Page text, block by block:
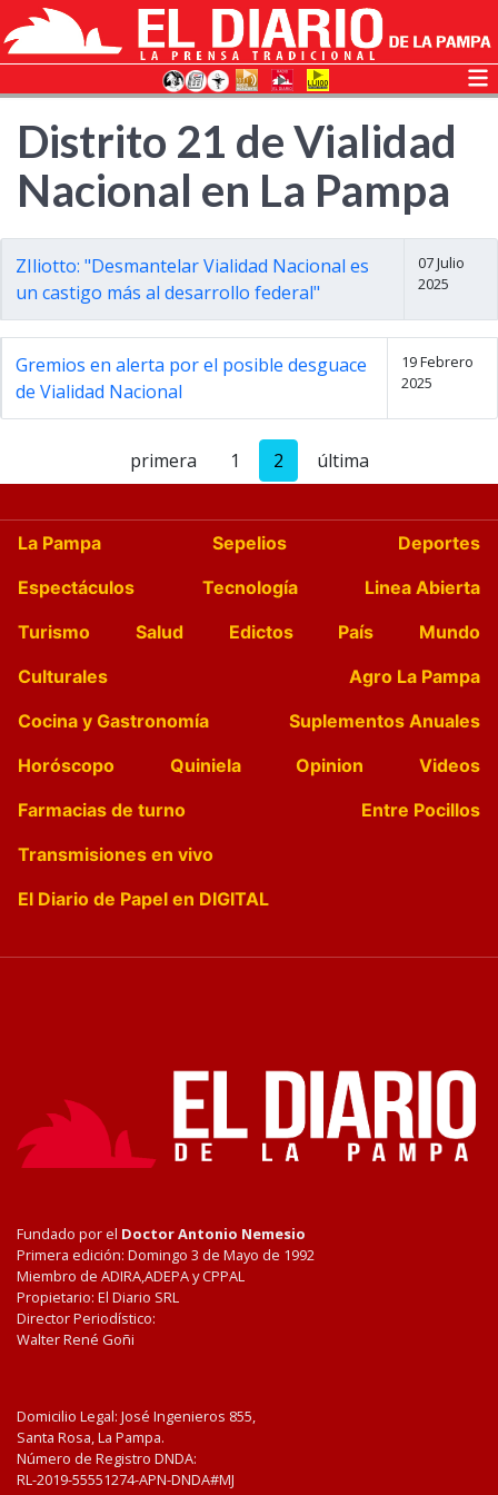
Distrito 21 de Vialidad
Nacional en La Pampa
ZIliotto: "Desmantelar Vialidad Nacional es
un castigo más al desarrollo federal"
07 Julio
2025
Gremios en alerta por el posible desguace
de Vialidad Nacional
19 Febrero
2025
primera 1 2 última
La Pampa Sepelios
Deportes
Espectáculos
Tecnología
Linea Abierta
Turismo
Salud Edictos País
Mundo
Culturales
Agro La Pampa
Cocina y Gastronomía
Suplementos Anuales
Horóscopo
Quiniela Opinion
Videos
Farmacias de turno
Entre Pocillos
Transmisiones en vivo
El Diario de Papel en DIGITAL
Fundado por el Doctor Antonio Nemesio
Primera edición: Domingo 3 de Mayo de 1992
Miembro de ADIRA,ADEPA y CPPAL
Propietario: El Diario SRL
Director Periodístico:
Walter René Goñi
Domicilio Legal: José Ingenieros 855,
Santa Rosa, La Pampa.
Número de Registro DNDA:
RL-2019-55551274-APN-DNDA#MJ